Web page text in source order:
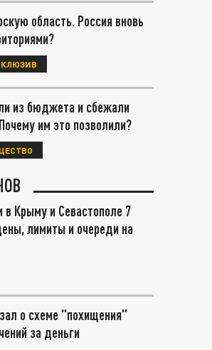
область. Россия вновь
из бюджета и сбежали
им это позволили?
в Крыму и Севастополе 7
лимиты и очереди на
о схеме "похищения"
за деньги